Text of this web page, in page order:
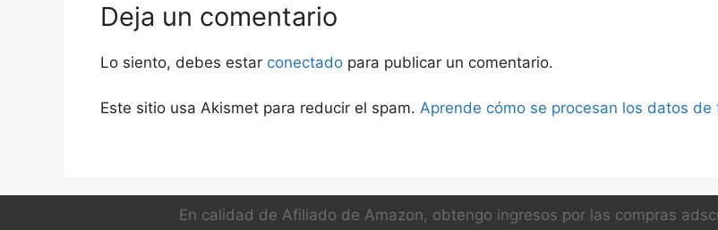
Deja un comentario
Lo siento, debes estar conectado para publicar un comentario.
Este sitio usa Akismet para reducir el spam. Aprende cómo se procesan los datos de
En calidad de Afiliado de Amazon, obtengo ingresos por las compras